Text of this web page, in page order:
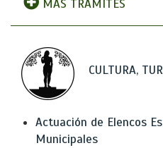
MÁS TRÁMITES
CULTURA,
Actuación de Elencos
Municipales